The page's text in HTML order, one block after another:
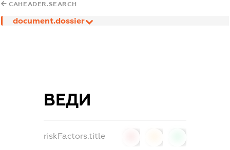
CAHEADER.SEARCH
document.dossier
ВЕДИ
riskFactors.title